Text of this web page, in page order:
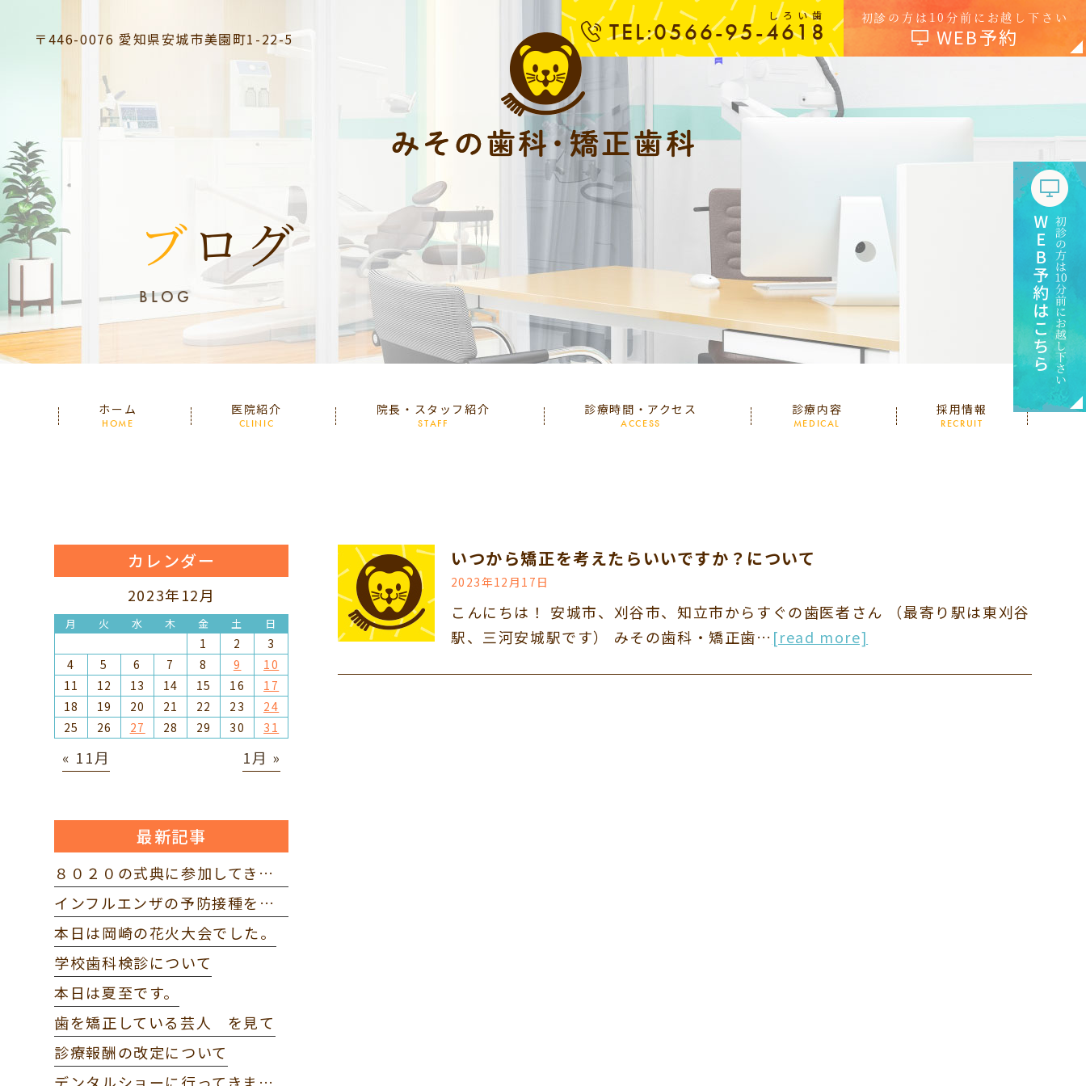
〒446-0076 愛知県安城市美園町1-22-5
しろい歯
TEL:0566-95-4618
初診の方は10分前にお越し下さい
WEB予約
ブログ
BLOG
ホーム
HOME
医院紹介
CLINIC
院長・スタッフ紹介
STAFF
診療時間・アクセス
ACCESS
診療内容
MEDICAL
採用情報
RECRUIT
いつから矯正を考えたらいいですか？について
2023年12月17日
こんにちは！ 安城市、刈谷市、知立市からすぐの歯医者さん （最寄り駅は東刈谷
駅、三河安城駅です） みその歯科・矯正歯… [read more]
カレンダー
2023年12月
月 火 水 木 金 土 日
1 2
3
4
5 6 7 8 9
10
11
12 13 14 15 16
17
18
19 20 21 22 23
24
25
26 27 28 29 30 31
« 11月 1月 »
最新記事
８０２０の式典に参加してきました。
インフルエンザの予防接種を打ってきました。
本日は岡崎の花火大会でした。
学校歯科検診について
本日は夏至です。
歯を矯正している芸人 を見て
診療報酬の改定について